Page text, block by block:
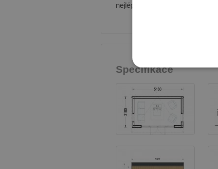
nejlépe odpovídat Vašim
SpecifikaceNEZBYTNĚ
Nezbytně nutné soubory
Název